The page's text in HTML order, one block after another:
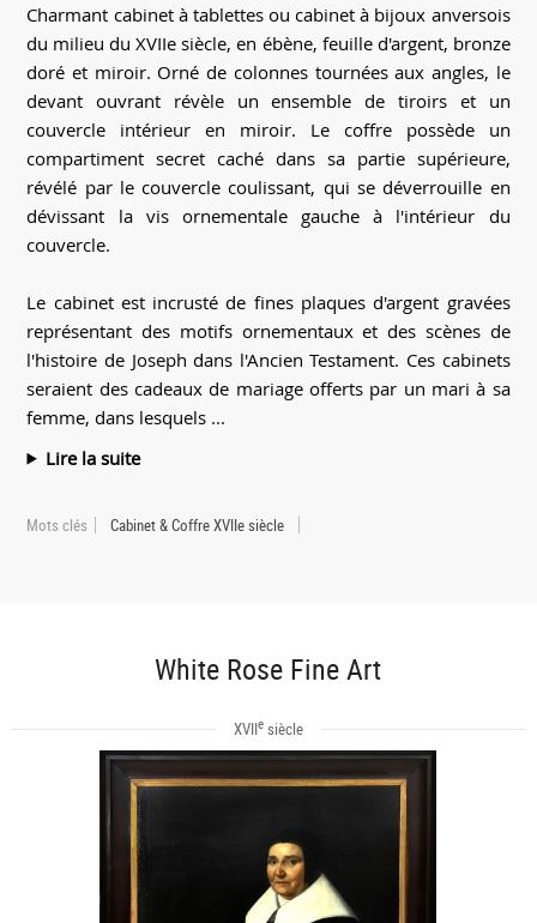
Charmant cabinet à tablettes ou cabinet à bijoux anversois
du milieu du XVIIe siècle, en ébène, feuille d'argent, bronze
doré et miroir. Orné de colonnes tournées aux angles, le
devant ouvrant révèle un ensemble de tiroirs et un
couvercle intérieur en miroir. Le coffre possède un
compartiment secret caché dans sa partie supérieure,
révélé par le couvercle coulissant, qui se déverrouille en
dévissant la vis ornementale gauche à l'intérieur du
couvercle.
Le cabinet est incrusté de fines plaques d'argent gravées
représentant des motifs ornementaux et des scènes de
l'histoire de Joseph dans l'Ancien Testament. Ces cabinets
seraient des cadeaux de mariage offerts par un mari à sa
femme, dans lesquels ...
Lire la suite
Mots clés Cabinet & Coffre XVIIe siècle
White Rose Fine Art
XVIIesiècle